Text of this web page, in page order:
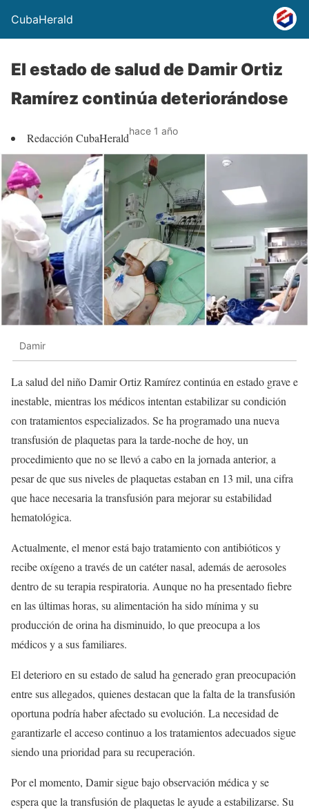
CubaHerald
El estado de salud de Damir Ortiz
Ramírez continúa deteriorándose
Redacción CubaHeraldhace 1 año
Damir
La salud del niño Damir Ortiz Ramírez continúa en estado grave e
inestable, mientras los médicos intentan estabilizar su condición
con tratamientos especializados. Se ha programado una nueva
transfusión de plaquetas para la tarde-noche de hoy, un
procedimiento que no se llevó a cabo en la jornada anterior, a
pesar de que sus niveles de plaquetas estaban en 13 mil, una cifra
que hace necesaria la transfusión para mejorar su estabilidad
hematológica.
Actualmente, el menor está bajo tratamiento con antibióticos y
recibe oxígeno a través de un catéter nasal, además de aerosoles
dentro de su terapia respiratoria. Aunque no ha presentado fiebre
en las últimas horas, su alimentación ha sido mínima y su
producción de orina ha disminuido, lo que preocupa a los
médicos y a sus familiares.
El deterioro en su estado de salud ha generado gran preocupación
entre sus allegados, quienes destacan que la falta de la transfusión
oportuna podría haber afectado su evolución. La necesidad de
garantizarle el acceso continuo a los tratamientos adecuados sigue
siendo una prioridad para su recuperación.
Por el momento, Damir sigue bajo observación médica y se
espera que la transfusión de plaquetas le ayude a estabilizarse. Su